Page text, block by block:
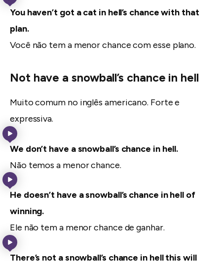
You haven’t got a cat in hell’s chance with that
plan.
Você não tem a menor chance com esse plano.
Not have a snowball’s chance in hell
Muito comum no inglês americano. Forte e
expressiva.
We don’t have a snowball’s chance in hell.
Não temos a menor chance.
He doesn’t have a snowball’s chance in hell of
winning.
Ele não tem a menor chance de ganhar.
There’s not a snowball’s chance in hell this will